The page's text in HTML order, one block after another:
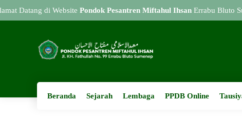
Datang di WebsitePondok Pesantren Miftahul IhsanErrabu Bluto
Beranda Sejarah Lembaga PPDB Online